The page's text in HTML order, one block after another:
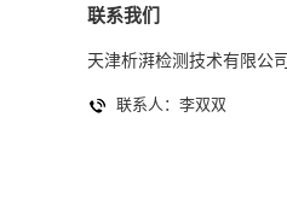
联系我们
天津析湃检测技术有限公司
联系人：李双双